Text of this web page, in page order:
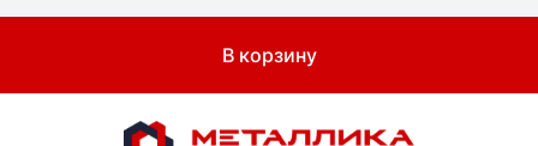
В корзину